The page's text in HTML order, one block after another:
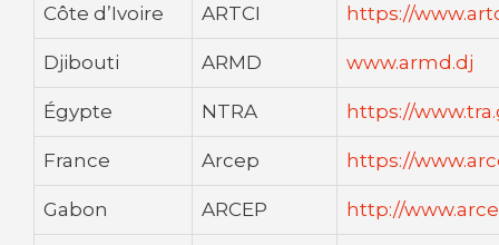
Côte d’Ivoire ARTCI https://
Djibouti ARMD www.armd.dj
Égypte NTRA https://
France Arcep https://
Gabon ARCEP http://